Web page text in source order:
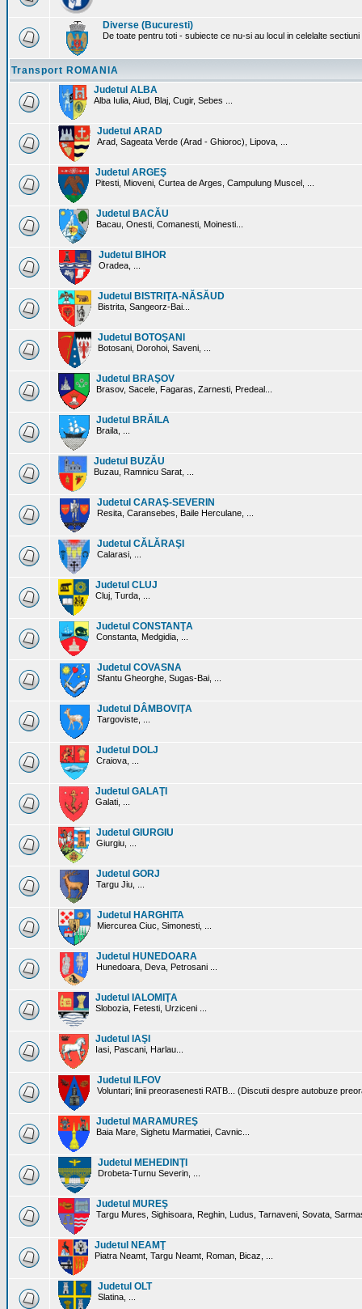
Diverse (Bucuresti)
De toate pentru toti - subiecte ce nu-si au locul in celelalte
Transport ROMANIA
Judetul ALBA
Alba Iulia, Aiud, Blaj, Cugir, Sebes ...
Judetul ARAD
Arad, Sageata Verde (Arad - Ghioroc), Lipova, ...
Judetul ARGEŞ
Pitesti, Mioveni, Curtea de Arges, Campulung Muscel, ...
Judetul BACĂU
Bacau, Onesti, Comanesti, Moinesti...
Judetul BIHOR
Oradea, ...
Judetul BISTRIŢA-NĂSĂUD
Bistrita, Sangeorz-Bai...
Judetul BOTOŞANI
Botosani, Dorohoi, Saveni, ...
Judetul BRAŞOV
Brasov, Sacele, Fagaras, Zarnesti, Predeal...
Judetul BRĂILA
Braila, ...
Judetul BUZĂU
Buzau, Ramnicu Sarat, ...
Judetul CARAŞ-SEVERIN
Resita, Caransebes, Baile Herculane, ...
Judetul CĂLĂRAŞI
Calarasi, ...
Judetul CLUJ
Cluj, Turda, ...
Judetul CONSTANŢA
Constanta, Medgidia, ...
Judetul COVASNA
Sfantu Gheorghe, Sugas-Bai, ...
Judetul DÂMBOVIŢA
Targoviste, ...
Judetul DOLJ
Craiova, ...
Judetul GALAŢI
Galati, ...
Judetul GIURGIU
Giurgiu, ...
Judetul GORJ
Targu Jiu, ...
Judetul HARGHITA
Miercurea Ciuc, Simonesti, ...
Judetul HUNEDOARA
Hunedoara, Deva, Petrosani ...
Judetul IALOMIŢA
Slobozia, Fetesti, Urziceni ...
Judetul IAŞI
Iasi, Pascani, Harlau...
Judetul ILFOV
Voluntari; linii preorasenesti RATB... (Discutii despre autobuze
Judetul MARAMUREŞ
Baia Mare, Sighetu Marmatiei, Cavnic...
Judetul MEHEDINŢI
Drobeta-Turnu Severin, ...
Judetul MUREŞ
Targu Mures, Sighisoara, Reghin, Ludus, Tarnaveni, Sovata,
Judetul NEAMŢ
Piatra Neamt, Targu Neamt, Roman, Bicaz, ...
Judetul OLT
Slatina, ...